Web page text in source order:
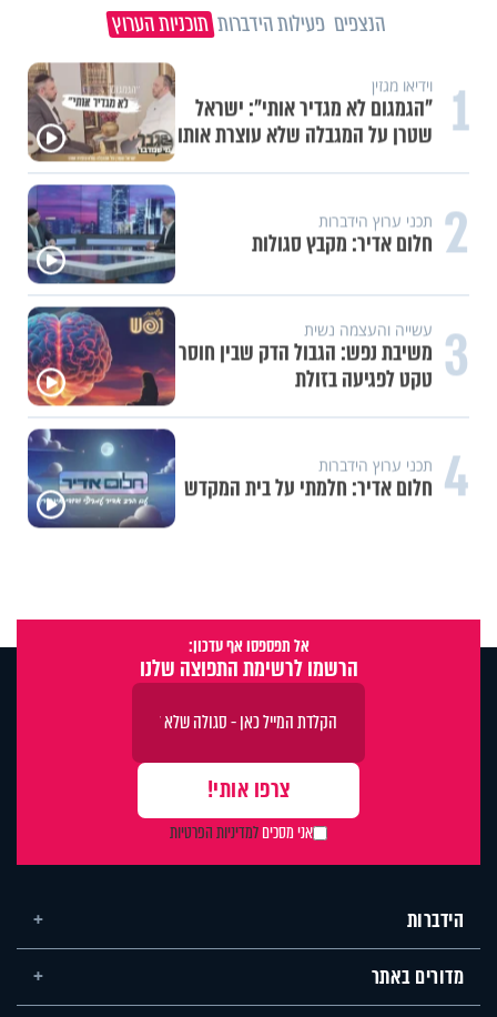
הנצפים פעילות הידברות תוכניות הערוץ
1 וידיאו מגזין
"הגמגום לא מגדיר אותי": ישראל
שטרן על המגבלה שלא עוצרת אותו
2 תכני ערוץ הידברות
חלום אדיר: מקבץ סגולות
3 עשייה והעצמה נשית
משיבת נפש: הגבול הדק שבין חוסר
טקט לפגיעה בזולת
4 תכני ערוץ הידברות
חלום אדיר: חלמתי על בית המקדש
אל תפספסו אף עדכון:
הרשמו לרשימת התפוצה שלנו
אני מסכיםלמדיניות הפרטיות
הידברות
מדורים באתר